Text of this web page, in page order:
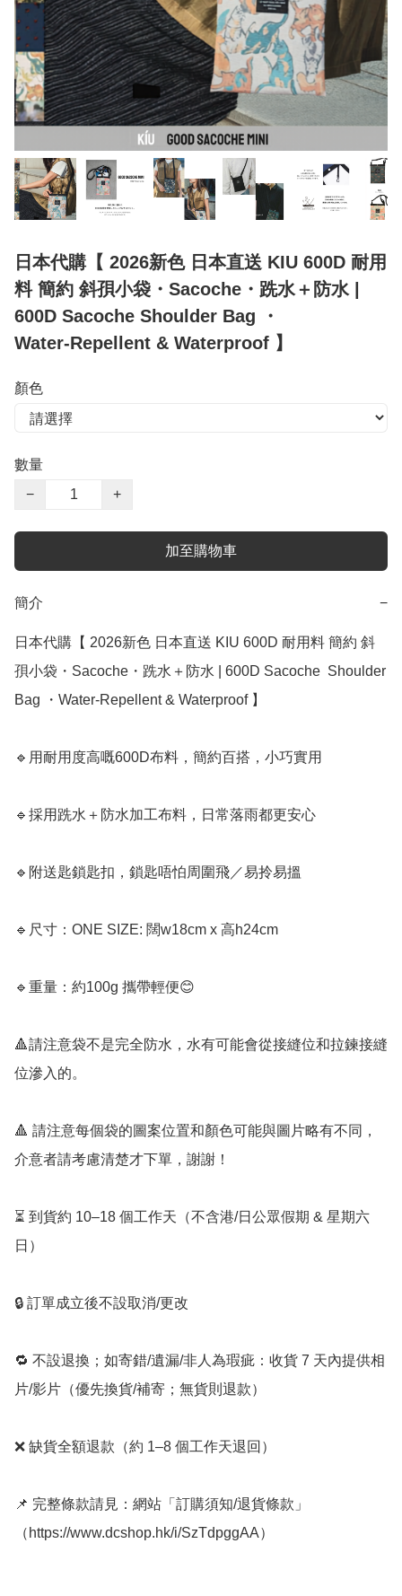
日本代購【 2026新色 日本直送 KIU 600D 耐用
料 簡約 斜孭小袋・Sacoche・跣水＋防水 |
600D Sacoche Shoulder Bag ・
Water‑Repellent & Waterproof 】
顏色
數量
−
+
加至購物車
簡介 −
日本代購【 2026新色 日本直送 KIU 600D 耐用料 簡約 斜
孭小袋・Sacoche・跣水＋防水 | 600D Sacoche  Shoulder
Bag ・Water‑Repellent & Waterproof 】﻿
🔹用耐用度高嘅600D布料，簡約百搭，小巧實用
🔹採用跣水＋防水加工布料，日常落雨都更安心
🔹附送匙鎖匙扣，鎖匙唔怕周圍飛／易拎易搵
🔹尺寸：ONE SIZE: 闊w18cm x 高h24cm
🔹重量：約100g 攜帶輕便😊
🔺請注意袋不是完全防水，水有可能會從接縫位和拉鍊接縫
位滲入的。
🔺 請注意每個袋的圖案位置和顏色可能與圖片略有不同，
介意者請考慮清楚才下單，謝謝！
⏳ 到貨約 10–18 個工作天（不含港/日公眾假期 & 星期六
日）
🔒 訂單成立後不設取消/更改
🔁 不設退換；如寄錯/遺漏/非人為瑕疵：收貨 7 天內提供相
片/影片（優先換貨/補寄；無貨則退款）
❌ 缺貨全額退款（約 1–8 個工作天退回）
📌 完整條款請見：網站「訂購須知/退貨條款」
（https://www.dcshop.hk/i/SzTdpggAA）